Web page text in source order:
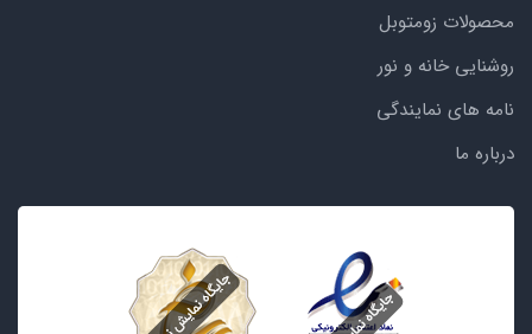
محصولات زومتوبل
روشنایی خانه و نور
نامه های نمایندگی
درباره ما